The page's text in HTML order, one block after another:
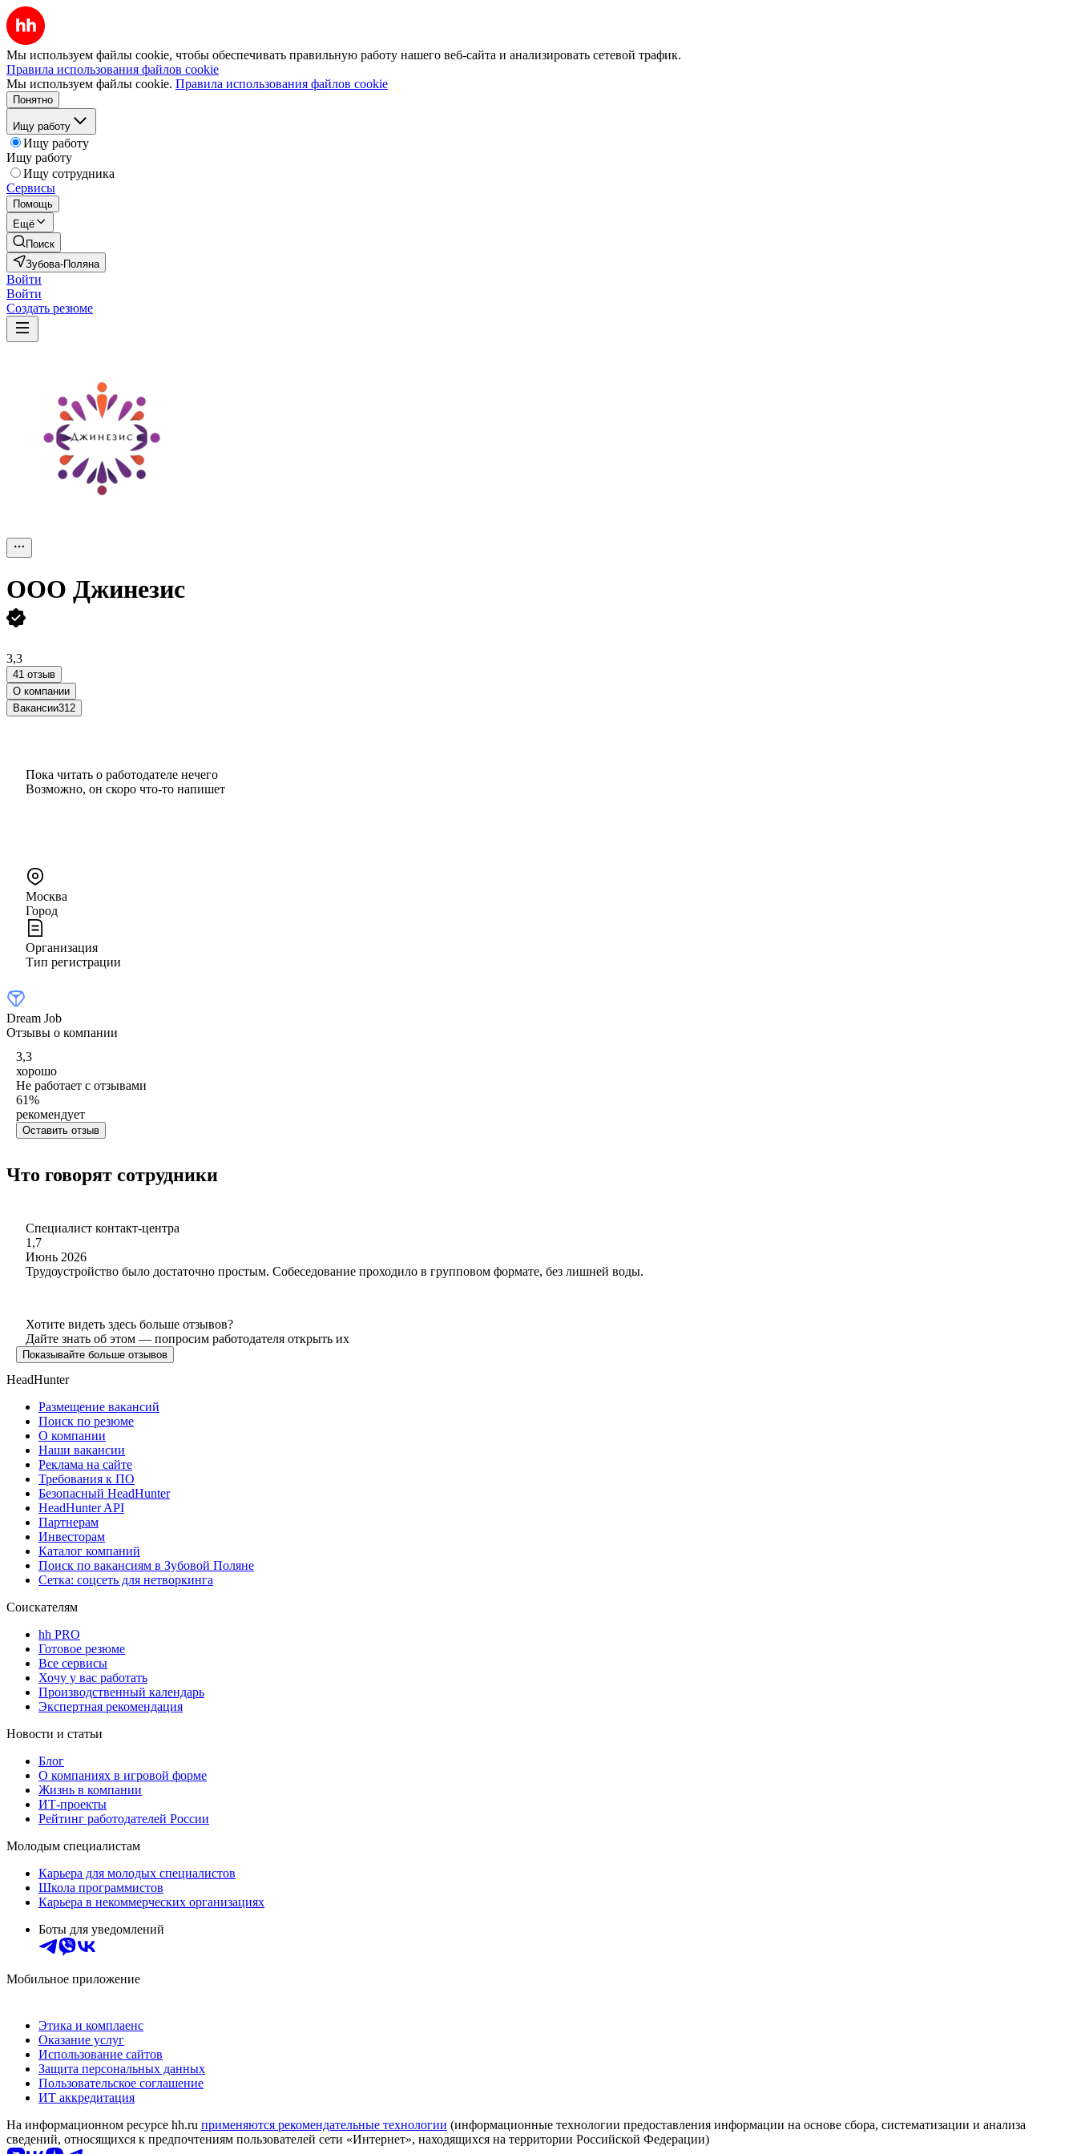
Мы используем файлы cookie, чтобы обеспечивать правильную работу нашего веб-сайта и анализировать сетевой трафик.
Правила использования файлов cookie
Мы используем файлы cookie. Правила использования файлов cookie
Понятно
Ищу работу
Ищу работу
Ищу работу
Ищу сотрудника
Сервисы
Помощь
Ещё
Поиск
Зубова-Поляна
Войти
Войти
Создать резюме
ООО Джинезис
3,3
41 отзыв
О компании
Вакансии312
Пока читать о работодателе нечего
Возможно, он скоро что‑то напишет
Москва
Город
Организация
Тип регистрации
Dream Job
Отзывы о компании
3,3
хорошо
Не работает с отзывами
61%
рекомендует
Оставить отзыв
Что говорят сотрудники
Специалист контакт-центра
1,7
Июнь 2026
Трудоустройство было достаточно простым. Собеседование проходило в групповом формате, без лишней воды.
Хотите видеть здесь больше отзывов?
Дайте знать об этом — попросим работодателя открыть их
Показывайте больше отзывов
HeadHunter
Размещение вакансий
Поиск по резюме
О компании
Наши вакансии
Реклама на сайте
Требования к ПО
Безопасный HeadHunter
HeadHunter API
Партнерам
Инвесторам
Каталог компаний
Поиск по вакансиям в Зубовой Поляне
Сетка: соцсеть для нетворкинга
Соискателям
hh PRO
Готовое резюме
Все сервисы
Хочу у вас работать
Производственный календарь
Экспертная рекомендация
Новости и статьи
Блог
О компаниях в игровой форме
Жизнь в компании
ИТ-проекты
Рейтинг работодателей России
Молодым специалистам
Карьера для молодых специалистов
Школа программистов
Карьера в некоммерческих организациях
Боты для уведомлений
Мобильное приложение
Этика и комплаенс
Оказание услуг
Использование сайтов
Защита персональных данных
Пользовательское соглашение
ИТ аккредитация
На информационном ресурсе hh.ru применяются рекомендательные технологии (информационные технологии предоставления информации на основе сбора, систематизации и анализа
сведений, относящихся к предпочтениям пользователей сети «Интернет», находящихся на территории Российской Федерации)